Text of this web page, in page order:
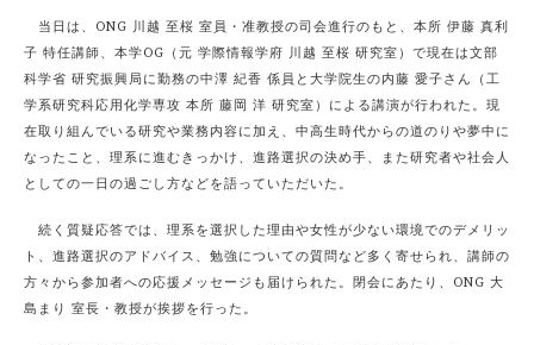
当日は、ONG 川越 至桜 室員・准教授の司会進行のもと、本所 伊藤 真利
子 特任講師、本学OG（元 学際情報学府 川越 至桜 研究室）で現在は文部
科学省 研究振興局に勤務の中澤 紀香 係員と大学院生の内藤 愛子さん（工
学系研究科応用化学専攻 本所 藤岡 洋 研究室）による講演が行われた。現
在取り組んでいる研究や業務内容に加え、中高生時代からの道のりや夢中に
なったこと、理系に進むきっかけ、進路選択の決め手、また研究者や社会人
としての一日の過ごし方などを語っていただいた。
続く質疑応答では、理系を選択した理由や女性が少ない環境でのデメリッ
ト、進路選択のアドバイス、勉強についての質問など多く寄せられ、講師の
方々から参加者への応援メッセージも届けられた。閉会にあたり、ONG 大
島まり 室長・教授が挨拶を行った。